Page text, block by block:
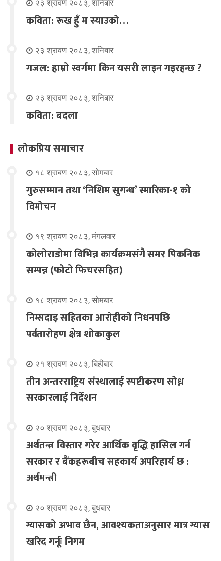
२३ श्रावण २०८३, शनिबार
कविता: रूख हुँ म स्याउको…
२३ श्रावण २०८३, शनिबार
गजल: हाम्रो स्वर्गमा किन यसरी लाइन गइरहन्छ ?
२३ श्रावण २०८३, शनिबार
कविता: बदला
लोकप्रिय समाचार
१८ श्रावण २०८३, सोमबार
गुरुसम्मान तथा ‘निशिम सुगन्ध’ स्मारिका-१ को
विमोचन
१९ श्रावण २०८३, मंगलवार
कोलोराडोमा विभिन्न कार्यक्रमसंगै समर पिकनिक
सम्पन्न (फोटो फिचरसहित)
१८ श्रावण २०८३, सोमबार
निम्सदाइ सहितका आरोहीको निधनपछि
पर्वतारोहण क्षेत्र शोकाकुल
२१ श्रावण २०८३, बिहीबार
तीन अन्तरराष्ट्रिय संस्थालाई स्पष्टीकरण सोध्न
सरकारलाई निर्देशन
२० श्रावण २०८३, बुधबार
अर्थतन्त्र विस्तार गरेर आर्थिक वृद्धि हासिल गर्न
सरकार र बैंकहरूबीच सहकार्य अपरिहार्य छ :
अर्थमन्त्री
२० श्रावण २०८३, बुधबार
ग्यासको अभाव छैन, आवश्यकताअनुसार मात्र ग्यास
खरिद गर्नूः निगम